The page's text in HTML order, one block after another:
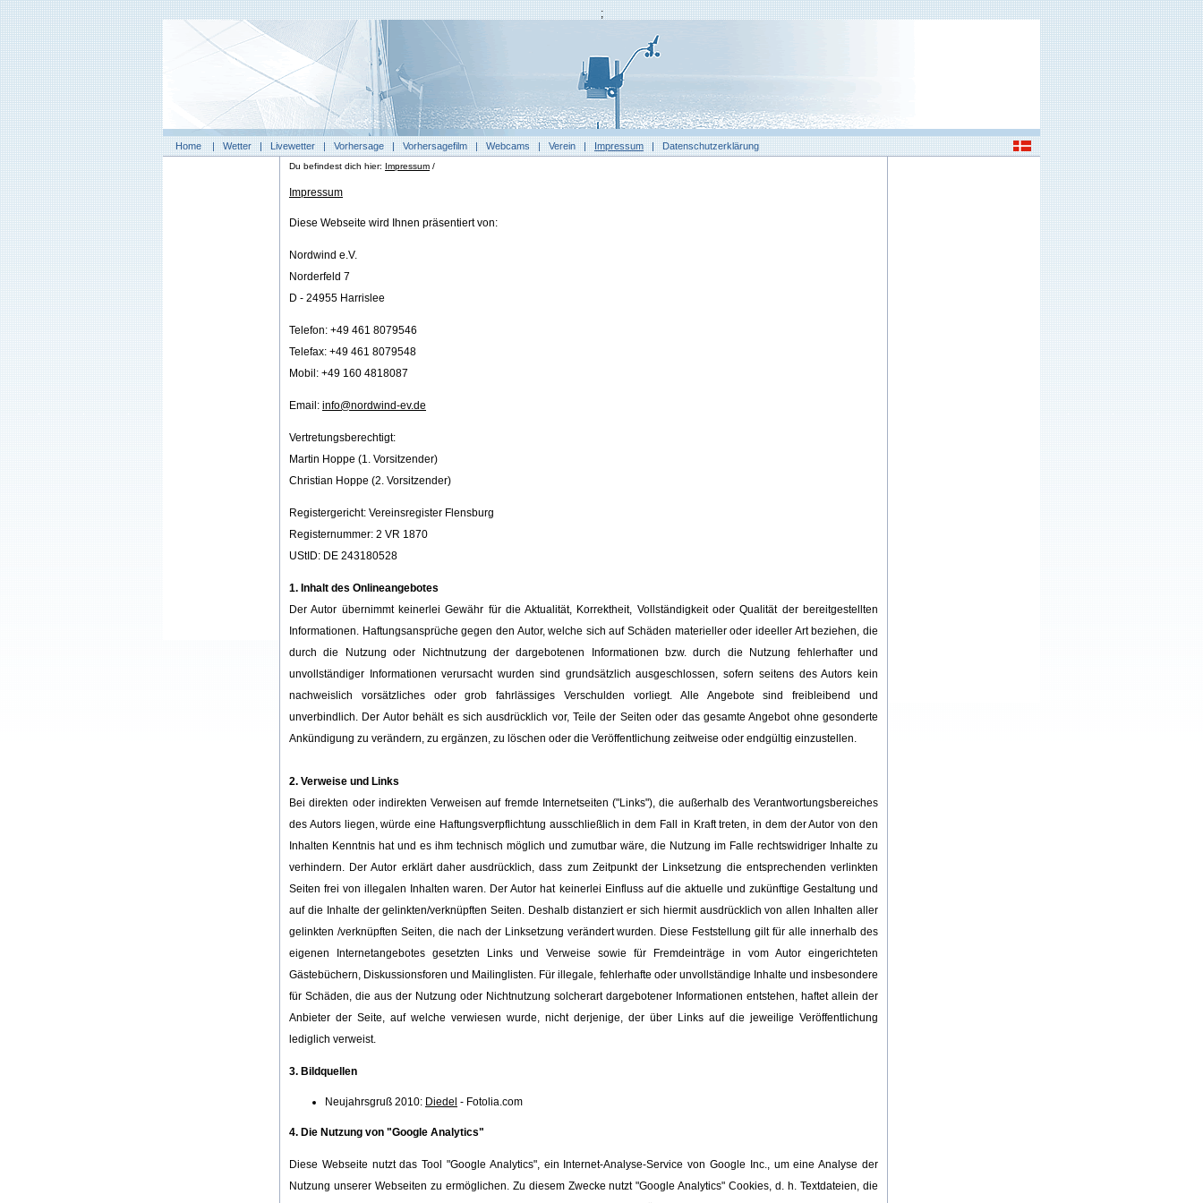
;
Home|Wetter|Livewetter|Vorhersage|Vorhersagefilm|Webcams|Verein|Impressum|Datenschutzerklärung
Du befindest dich hier: Impressum /
Impressum
Diese Webseite wird Ihnen präsentiert von:
Nordwind e.V.
Norderfeld 7
D - 24955 Harrislee
Telefon: +49 461 8079546
Telefax: +49 461 8079548
Mobil: +49 160 4818087
Email: info@nordwind-ev.de
Vertretungsberechtigt:
Martin Hoppe (1. Vorsitzender)
Christian Hoppe (2. Vorsitzender)
Registergericht: Vereinsregister Flensburg
Registernummer: 2 VR 1870
UStID: DE 243180528
1. Inhalt des Onlineangebotes
Der Autor übernimmt keinerlei Gewähr für die Aktualität, Korrektheit, Vollständigkeit oder Qualität der bereitgestellten
Informationen. Haftungsansprüche gegen den Autor, welche sich auf Schäden materieller oder ideeller Art beziehen, die
durch die Nutzung oder Nichtnutzung der dargebotenen Informationen bzw. durch die Nutzung fehlerhafter und
unvollständiger Informationen verursacht wurden sind grundsätzlich ausgeschlossen, sofern seitens des Autors kein
nachweislich vorsätzliches oder grob fahrlässiges Verschulden vorliegt. Alle Angebote sind freibleibend und
unverbindlich. Der Autor behält es sich ausdrücklich vor, Teile der Seiten oder das gesamte Angebot ohne gesonderte
Ankündigung zu verändern, zu ergänzen, zu löschen oder die Veröffentlichung zeitweise oder endgültig einzustellen.
2. Verweise und Links
Bei direkten oder indirekten Verweisen auf fremde Internetseiten ("Links"), die außerhalb des Verantwortungsbereiches
des Autors liegen, würde eine Haftungsverpflichtung ausschließlich in dem Fall in Kraft treten, in dem der Autor von den
Inhalten Kenntnis hat und es ihm technisch möglich und zumutbar wäre, die Nutzung im Falle rechtswidriger Inhalte zu
verhindern. Der Autor erklärt daher ausdrücklich, dass zum Zeitpunkt der Linksetzung die entsprechenden verlinkten
Seiten frei von illegalen Inhalten waren. Der Autor hat keinerlei Einfluss auf die aktuelle und zukünftige Gestaltung und
auf die Inhalte der gelinkten/verknüpften Seiten. Deshalb distanziert er sich hiermit ausdrücklich von allen Inhalten aller
gelinkten /verknüpften Seiten, die nach der Linksetzung verändert wurden. Diese Feststellung gilt für alle innerhalb des
eigenen Internetangebotes gesetzten Links und Verweise sowie für Fremdeinträge in vom Autor eingerichteten
Gästebüchern, Diskussionsforen und Mailinglisten. Für illegale, fehlerhafte oder unvollständige Inhalte und insbesondere
für Schäden, die aus der Nutzung oder Nichtnutzung solcherart dargebotener Informationen entstehen, haftet allein der
Anbieter der Seite, auf welche verwiesen wurde, nicht derjenige, der über Links auf die jeweilige Veröffentlichung
lediglich verweist.
3. Bildquellen
Neujahrsgruß 2010: Diedel - Fotolia.com
4. Die Nutzung von "Google Analytics"
Diese Webseite nutzt das Tool "Google Analytics", ein Internet-Analyse-Service von Google Inc., um eine Analyse der
Nutzung unserer Webseiten zu ermöglichen. Zu diesem Zwecke nutzt "Google Analytics" Cookies, d. h. Textdateien, die